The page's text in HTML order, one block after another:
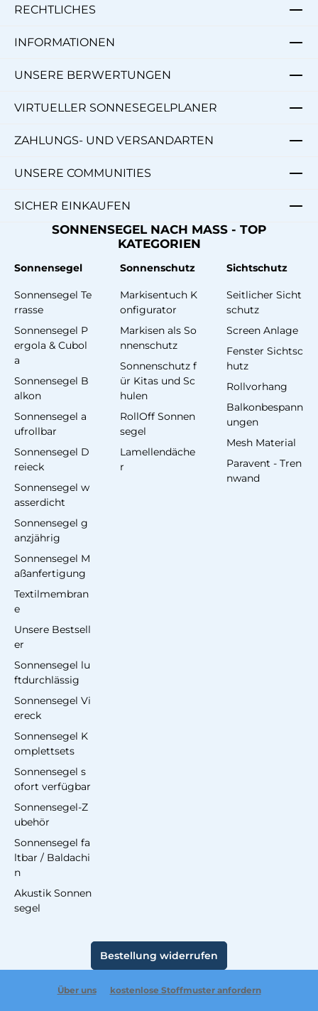
RECHTLICHES
INFORMATIONEN
UNSERE BERWERTUNGEN
VIRTUELLER SONNESEGELPLANER
ZAHLUNGS- UND VERSANDARTEN
UNSERE COMMUNITIES
SICHER EINKAUFEN
SONNENSEGEL NACH MASS - TOP
KATEGORIEN
Sonnensegel
Sonnensegel Te
rrasse
Sonnensegel P
ergola & Cubol
a
Sonnensegel B
alkon
Sonnensegel a
ufrollbar
Sonnensegel D
reieck
Sonnensegel w
asserdicht
Sonnensegel g
anzjährig
Sonnensegel M
aßanfertigung
Textilmembran
e
Unsere Bestsell
er
Sonnensegel lu
ftdurchlässig
Sonnensegel Vi
ereck
Sonnensegel K
omplettsets
Sonnensegel s
ofort verfügbar
Sonnensegel-Z
ubehör
Sonnensegel fa
ltbar / Baldachi
n
Akustik Sonnen
segel
Sonnenschutz
Markisentuch K
onfigurator
Markisen als So
nnenschutz
Sonnenschutz f
ür Kitas und Sc
hulen
RollOff Sonnen
segel
Lamellendäche
r
Sichtschutz
Seitlicher Sicht
schutz
Screen Anlage
Fenster Sichtsc
hutz
Rollvorhang
Balkonbespann
ungen
Mesh Material
Paravent - Tren
nwand
Bestellung widerrufen
Über uns kostenlose Stoffmuster anfordern